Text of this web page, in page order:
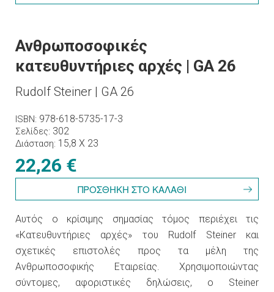
Ανθρωποσοφικές
κατευθυντήριες αρχές | GA 26
Rudolf Steiner | GA 26
ISBN 978-618-5735-17-3
Σελίδες 302
Διάσταση 15,8 Χ 23
22,26 €
Αυτός ο κρίσιμης σημασίας τόμος περιέχει τις
«Κατευθυντήριες αρχές» του Rudolf Steiner και
σχετικές επιστολές προς τα μέλη της
Ανθρωποσοφικής Εταιρείας. Χρησιμοποιώντας
σύντομες, αφοριστικές δηλώσεις, ο Steiner